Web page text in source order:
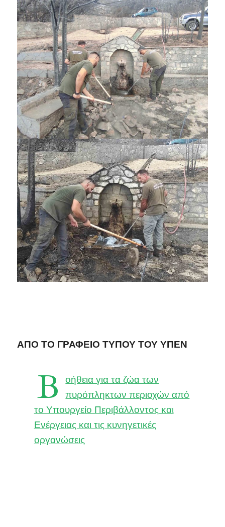
ΑΠΟ ΤΟ ΓΡΑΦΕΙΟ ΤΥΠΟΥ ΤΟΥ ΥΠΕΝ
Β
οήθεια για τα ζώα των
πυρόπληκτων περιοχών από
το Υπουργείο Περιβάλλοντος και
Ενέργειας και τις κυνηγετικές
οργανώσεις